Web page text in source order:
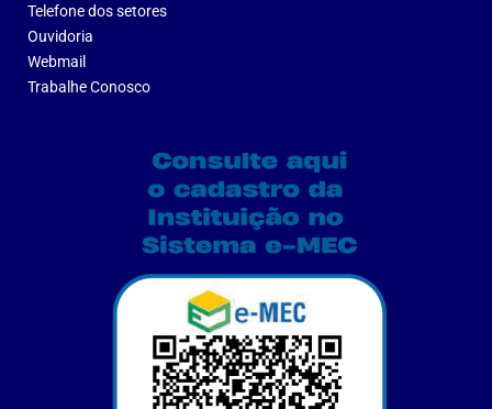
Telefone dos setores
Ouvidoria
Webmail
Trabalhe Conosco